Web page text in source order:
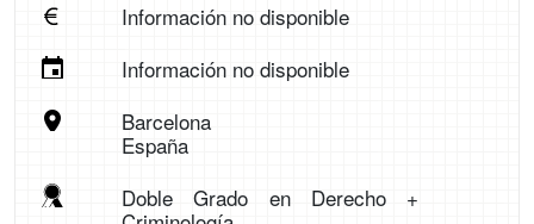
Información no disponible
Información no disponible
Barcelona
España
Doble Grado en Derecho +